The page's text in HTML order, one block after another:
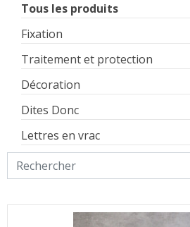
Tous les produits
Fixation
Traitement et protection
Décoration
Dites Donc
Lettres en vrac